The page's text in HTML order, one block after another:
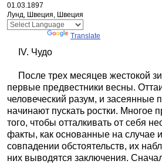
01.03.1897
Лунд, Швеция, Швеция
Translate
IV. Чудо
После трех месяцев жестокой
первые предвестники весны.
человеческий разум, и засеянные
начинают пускать ростки. Многое
того, чтобы отталкивать от себя
факты, как основанные на случае
совпадении обстоятельств, их
них выводятся заключения.